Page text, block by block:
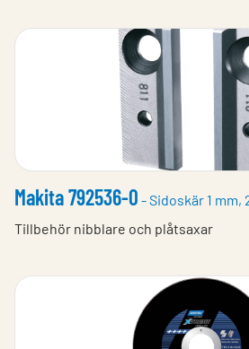
Makita 792536-0 - Sidoskär 1 mm,
Tillbehör nibblare och plåtsaxar